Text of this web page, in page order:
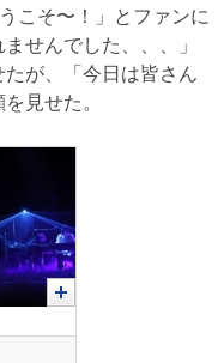
こそ〜！」とファンに
せんでした、、、」
が、「今日は皆さん
見せた。